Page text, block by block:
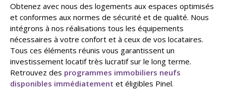
Obtenez avec nous des logements aux espaces optimisés
et conformes aux normes de sécurité et de qualité. Nous
intégrons à nos réalisations tous les équipements
nécessaires à votre confort et à ceux de vos locataires.
Tous ces éléments réunis vous garantissent un
investissement locatif très lucratif sur le long terme.
Retrouvez des programmes immobiliers neufs
disponibles immédiatement et éligibles Pinel.